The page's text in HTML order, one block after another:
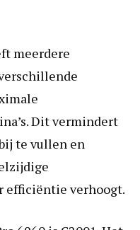
meerdere
Dit vermindert
te vullen en
efficiëntie verhoogt.